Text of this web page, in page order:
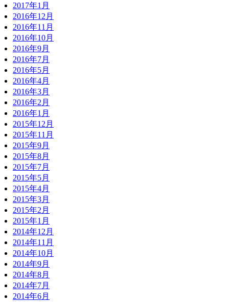
2017年1月
2016年12月
2016年11月
2016年10月
2016年9月
2016年7月
2016年5月
2016年4月
2016年3月
2016年2月
2016年1月
2015年12月
2015年11月
2015年9月
2015年8月
2015年7月
2015年5月
2015年4月
2015年3月
2015年2月
2015年1月
2014年12月
2014年11月
2014年10月
2014年9月
2014年8月
2014年7月
2014年6月